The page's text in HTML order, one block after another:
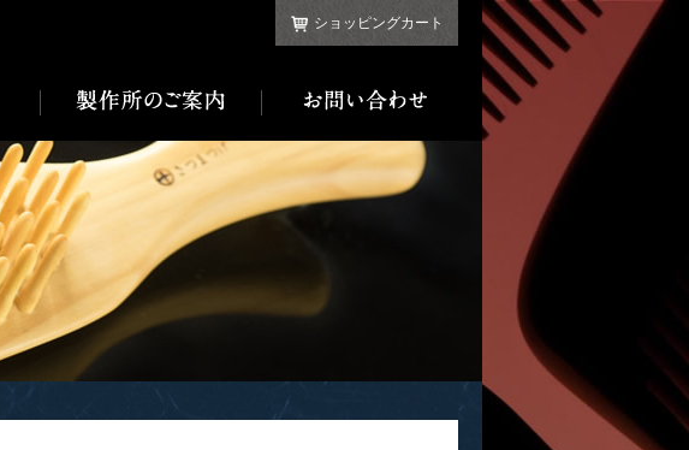
ショッピングカート